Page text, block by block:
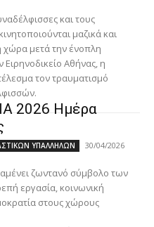
και τους
μαζικά και
χώρα μετά την ένοπλη
Αθήνας, η
τον τραυματισμό
2026 Ημέρα
ΥΠΑΛΛΗΛΩΝ 30/04/2026
ζωντανό σύμβολο των
εργασία, κοινωνική
στους χώρους